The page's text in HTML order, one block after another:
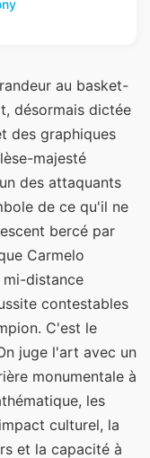
au basket-
désormais dictée
des graphiques
majesté
des attaquants
de ce qu'il ne
bercé par
Carmelo
distance
contestables
C'est le
juge l'art avec un
monumentale à
les
culturel, la
et la capacité à